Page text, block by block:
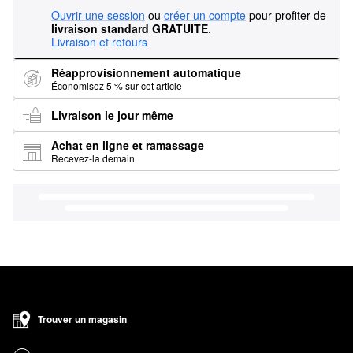
Ouvrir une session ou créer un compte pour profiter de
livraison standard GRATUITE.
Livraison et retours
Réapprovisionnement automatique
Économisez 5 % sur cet article
Livraison le jour même
Achat en ligne et ramassage
Recevez-la demain
Trouver un magasin